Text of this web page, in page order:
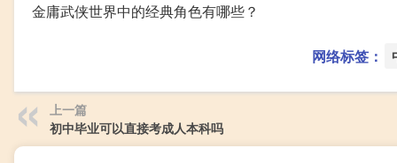
金庸武侠世界中的经典角色有哪些？
网络标签：
上一篇
初中毕业可以直接考成人本科吗